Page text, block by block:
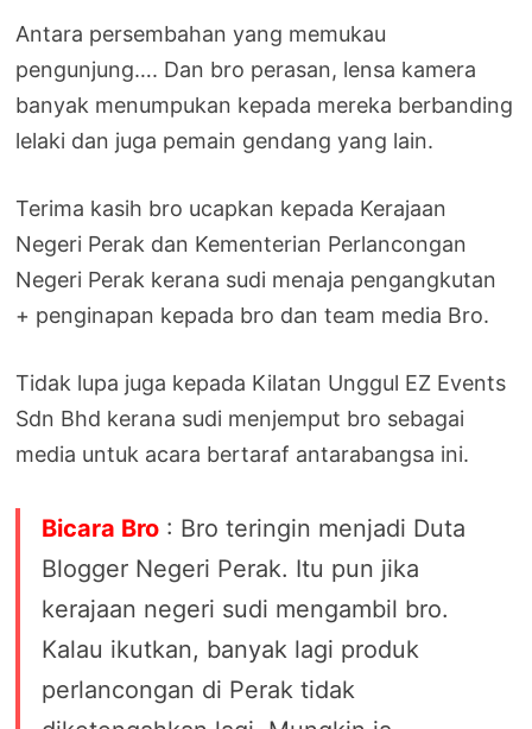
Antara persembahan yang memukau
pengunjung…. Dan bro perasan, lensa kamera
banyak menumpukan kepada mereka berbanding
lelaki dan juga pemain gendang yang lain.
Terima kasih bro ucapkan kepada Kerajaan
Negeri Perak dan Kementerian Perlancongan
Negeri Perak kerana sudi menaja pengangkutan
+ penginapan kepada bro dan team media Bro.
Tidak lupa juga kepada Kilatan Unggul EZ Events
Sdn Bhd kerana sudi menjemput bro sebagai
media untuk acara bertaraf antarabangsa ini.
Bicara Bro : Bro teringin menjadi Duta
Blogger Negeri Perak. Itu pun jika
kerajaan negeri sudi mengambil bro.
Kalau ikutkan, banyak lagi produk
perlancongan di Perak tidak